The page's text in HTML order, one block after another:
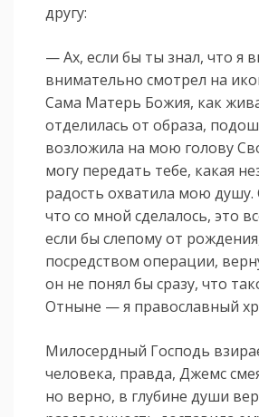
другу:
— Ах, если бы ты знал, что я
внимательно смотрел на
Сама Матерь Божия, как
отделилась от образа,
возложила на мою голову
могу передать тебе, какая
радость охватила мою
что со мной сделалось, это
если бы слепому от
посредством операции,
он не понял бы сразу, что
Отныне — я православный
Милосердный Господь
человека, правда, Джемс
но верно, в глубине души